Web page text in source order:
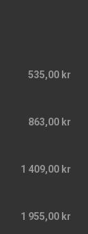
535,00 kr
863,00 kr
1 409,00 kr
1 955,00 kr